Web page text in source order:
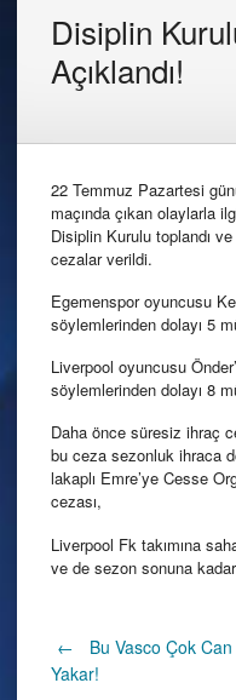
Disiplin
Açıklandı!
22 Temmuz Pazartesi
maçında çıkan olaylarla
Disiplin Kurulu toplandı
cezalar verildi.
Egemenspor oyuncusu
söylemlerinden dolayı 5
Liverpool oyuncusu
söylemlerinden dolayı 8
Daha önce süresiz ihraç
bu ceza sezonluk ihraca
lakaplı Emre’ye Cesse
cezası,
Liverpool Fk takımına
ve de sezon sonuna
Post
←
Bu Vasco Çok Can
Yakar!